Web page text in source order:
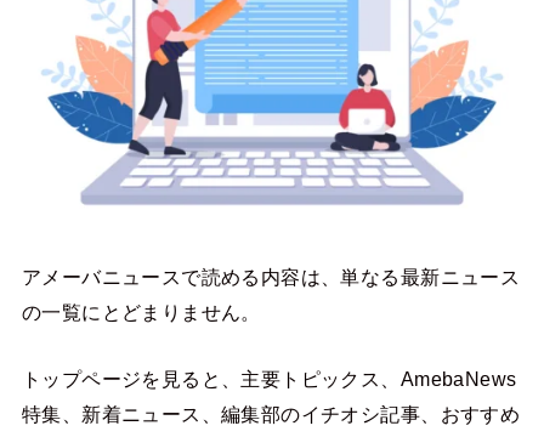
アメーバニュースで読める内容は、単なる最新ニュース
の一覧にとどまりません。
トップページを見ると、主要トピックス、AmebaNews
特集、新着ニュース、編集部のイチオシ記事、おすすめ